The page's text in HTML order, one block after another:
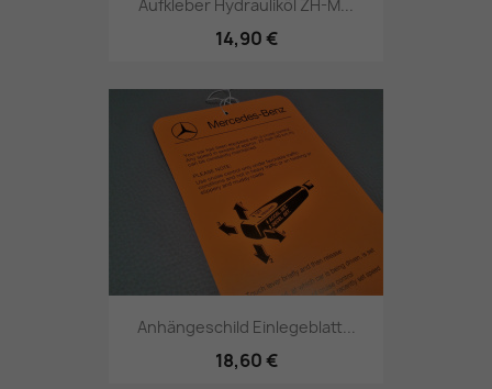
Aufkleber Hydrauliköl ZH-M...
14,90 €
Anhängeschild Einlegeblatt...
18,60 €